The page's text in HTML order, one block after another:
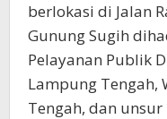
berlokasi di Jalan
Gunung Sugih
Pelayanan Publik
Lampung Tengah,
Tengah, dan